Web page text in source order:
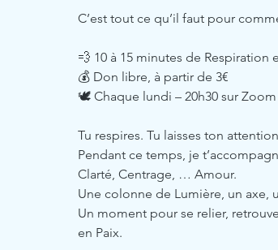
C’est tout ce qu’il faut pour
💨 10 à 15 minutes de
💰 Don libre, à partir de 3€
🕊️ Chaque lundi – 20h30 sur Zoom
Tu respires. Tu laisses ton
Pendant ce temps, je
Clarté, Centrage, … Amour.
Une colonne de Lumière, un axe,
Un moment pour se relier,
en Paix.